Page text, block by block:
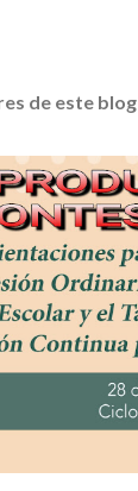
de este blog